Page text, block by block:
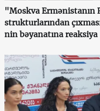
"Moskva Ermənistanın
strukturlarından
nin bəyanatına reaksiya